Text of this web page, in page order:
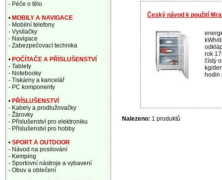
Český návod k použití
kWh/
rok
čístý
kg/
hodin
Nalezeno: 1 produktů
- Péče o tělo
• MOBILY A NAVIGACE
- Mobilní telefony
- Vysílačky
- Navigace
- Zabezpečovací technika
• POČÍTAČE A PŘÍSLUŠENSTVÍ
- Tablety
- Notebooky
- Tiskárny a kancelář
- PC komponenty
• PŘÍSLUŠENSTVÍ
- Kabely a prodlužovačky
- Žárovky
- Příslušenství pro elektroniku
- Příslušenství pro hobby
• SPORT A OUTDOOR
- Návod na posilování
- Kemping
- Sportovní nástroje a vybavení
- Obuv a oblečení